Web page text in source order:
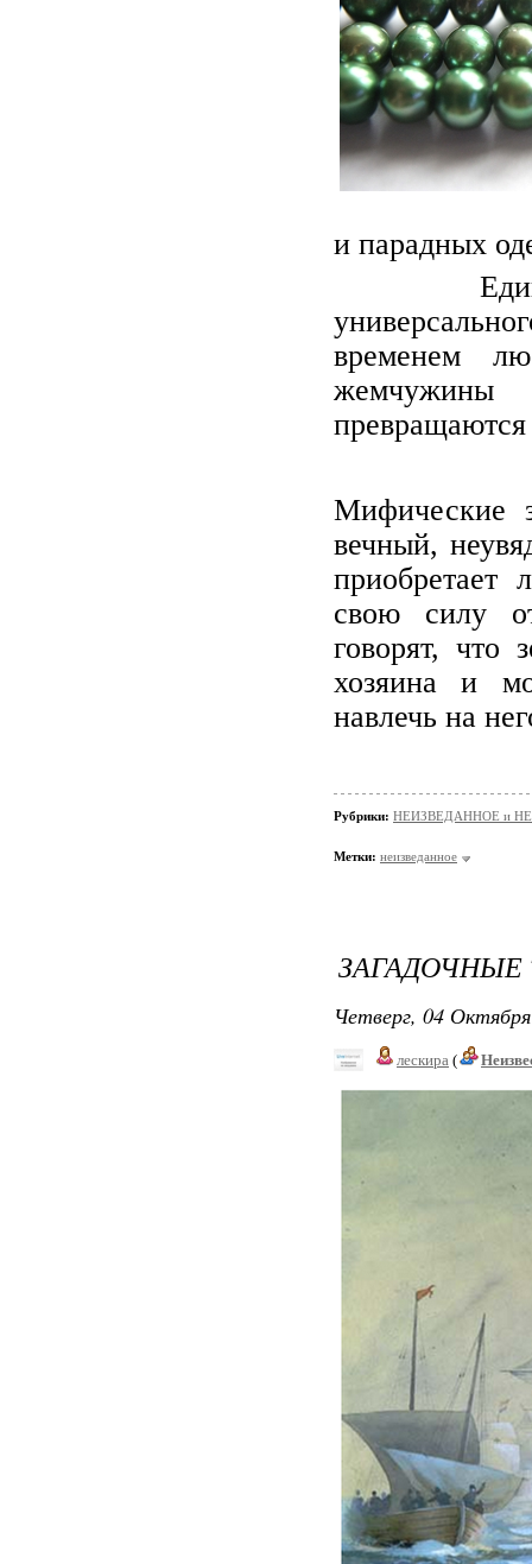
и парадных
временем
жемчужины
Мифические
вечный,
приобретает
свою силу
говорят, что
хозяина и
навлечь на
Рубрики: НЕИЗВЕДАННОЕ и
Метки: неизведанное
Четверг, 04
лескира (